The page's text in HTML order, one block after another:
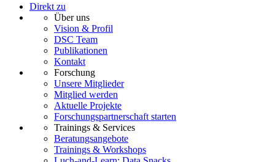
Direkt zu
Über uns
Vision & Profil
DSC Team
Publikationen
Kontakt
Forschung
Unsere Mitglieder
Mitglied werden
Aktuelle Projekte
Forschungspartnerschaft starten
Trainings & Services
Beratungsangebote
Trainings & Workshops